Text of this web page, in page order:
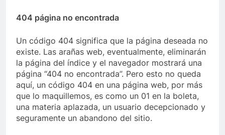
404 página no encontrada
Un código 404 significa que la página deseada no
existe. Las arañas web, eventualmente, eliminarán
la página del índice y el navegador mostrará una
página “404 no encontrada”. Pero esto no queda
aquí, un código 404 en una página web, por más
que lo maquillemos, es como un 01 en la boleta,
una materia aplazada, un usuario decepcionado y
seguramente un abandono del sitio.